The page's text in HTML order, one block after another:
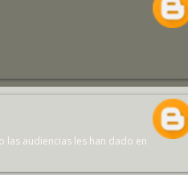
las audiencias les han dado en